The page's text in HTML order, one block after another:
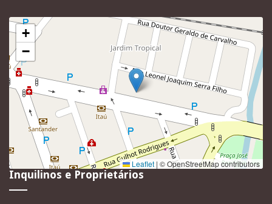
+
−
Leaflet | © OpenStreetMap contributors
Inquilinos e Proprietários